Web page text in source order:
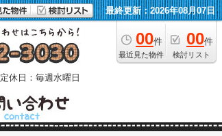
最終更新：2026年08月07日
00件
最近見た物件
00件
検討リスト
定休日：毎週水曜日